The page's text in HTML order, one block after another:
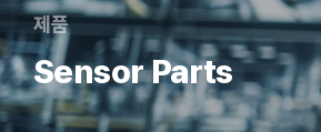
내역
국내 공장
해외 공장
제품
Sensor Parts